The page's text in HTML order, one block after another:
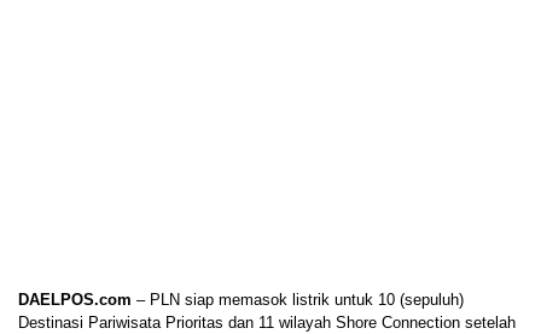
DAELPOS.com – PLN siap memasok listrik untuk 10 (sepuluh)
Destinasi Pariwisata Prioritas dan 11 wilayah Shore Connection setelah